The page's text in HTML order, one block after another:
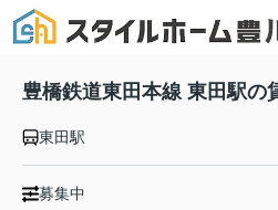
豊橋鉄道東田本線 東田駅の
東田駅
募集中